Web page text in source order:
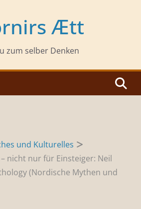
Ætt
zum selber Denken
und Kulturelles
nicht nur für Einsteiger: Neil
(Nordische Mythen und